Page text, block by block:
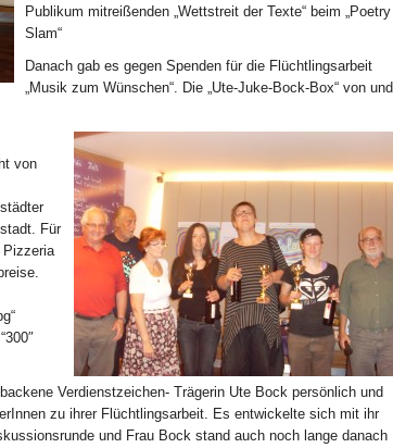
Publikum mitreißenden „Wettstreit der Texte“ beim „Poetry
Slam“
Danach gab es gegen Spenden für die Flüchtlingsarbeit
„Musik zum Wünschen“. Die „Ute-Juke-Bock-Box“ von und
von
Für
Pizzeria
Verdienstzeichen- Trägerin Ute Bock persönlich und
zu ihrer Flüchtlingsarbeit. Es entwickelte sich mit ihr
und Frau Bock stand auch noch lange danach